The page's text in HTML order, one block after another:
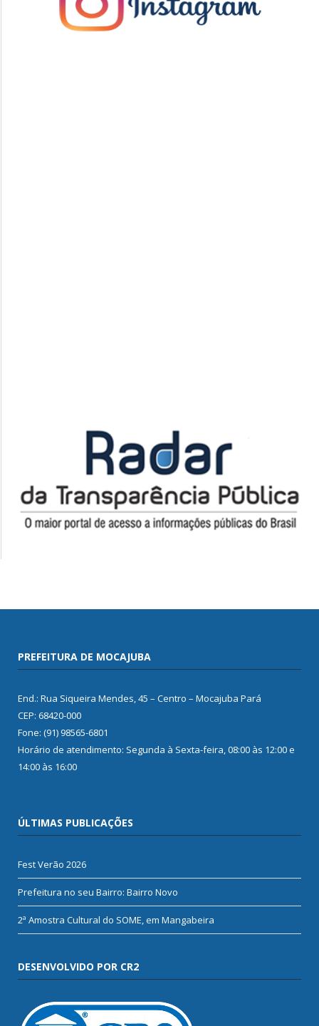
PREFEITURA DE MOCAJUBA
End.: Rua Siqueira Mendes, 45 – Centro – Mocajuba Pará
CEP: 68420-000
Fone: (91) 98565-6801
Horário de atendimento: Segunda à Sexta-feira, 08:00 às 12:00 e
14:00 às 16:00
ÚLTIMAS PUBLICAÇÕES
Fest Verão 2026
Prefeitura no seu Bairro: Bairro Novo
2ª Amostra Cultural do SOME, em Mangabeira
DESENVOLVIDO POR CR2